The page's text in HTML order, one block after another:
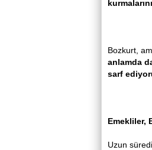
Bozkurt,
anlamda
sarf
Emekliler,
Uzun